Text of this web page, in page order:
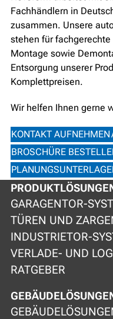
Fachhändlern in
zusammen. Unsere
stehen für
Montage sowie
Entsorgung unserer
Komplettpreisen.
Wir helfen Ihnen gerne
KONTAKT AUFNEHMEN
BROSCHÜRE
GARAGENTOR-
TÜREN UND
INDUSTRIETOR-
VERLADE- UND
RATGEBER